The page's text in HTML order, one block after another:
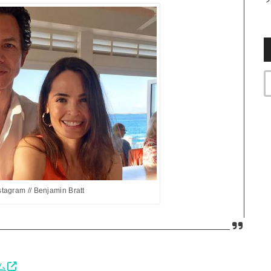
// Benjamin Bratt